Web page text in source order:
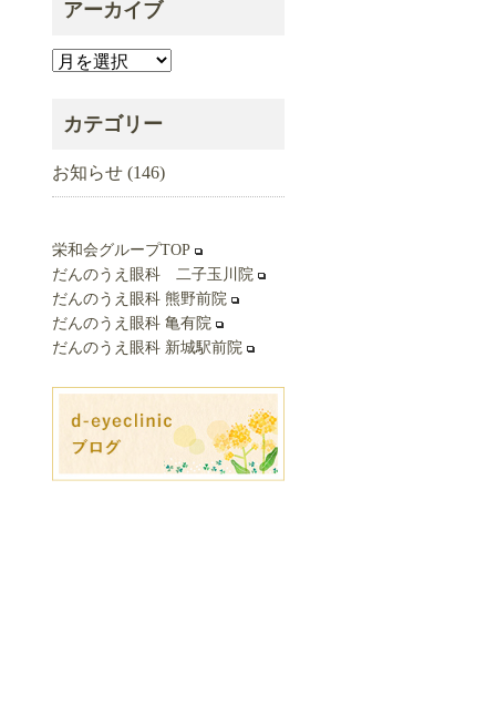
アーカイブ
ア
カ
ブ
カテゴリー
お知らせ (146)
栄和会グループTOP
だんのうえ眼科 二子玉川院
だんのうえ眼科 熊野前院
だんのうえ眼科 亀有院
だんのうえ眼科 新城駅前院